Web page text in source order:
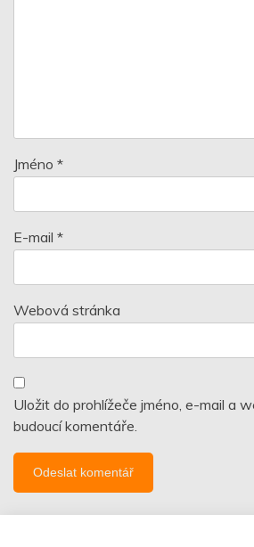
Jméno *
E-mail *
Webová stránka
Uložit do prohlížeče jméno, e-mail a
budoucí komentáře.